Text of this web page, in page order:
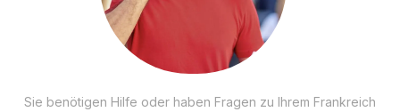
Sie benötigen Hilfe oder haben Fragen zu Ihrem Frankreich